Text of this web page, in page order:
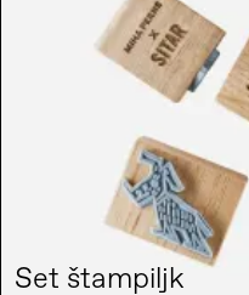
Set štampiljk